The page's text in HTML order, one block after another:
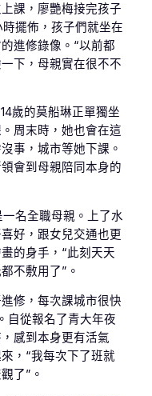
課，廖艷梅接完孩子
擺佈，孩子們就坐在
進修錄像。“以前都
下，母親實在很不不
歲的莫船琳正單獨坐
周末時，她也會在這
事，城市等她下課。
會到母親陪同本身的
名全職母親。上了水
好，跟女兒交通也更
的身手，“此刻天天
不敷用了”。
修，每次課城市很快
自從報名了青大年夜
感到本身更有活氣
，“我每次下了班就
了”。